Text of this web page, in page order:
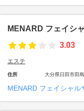
MENARD フェイシ
3.03
エステ
住所 大分県日田市田島
MENARD フェイシャル